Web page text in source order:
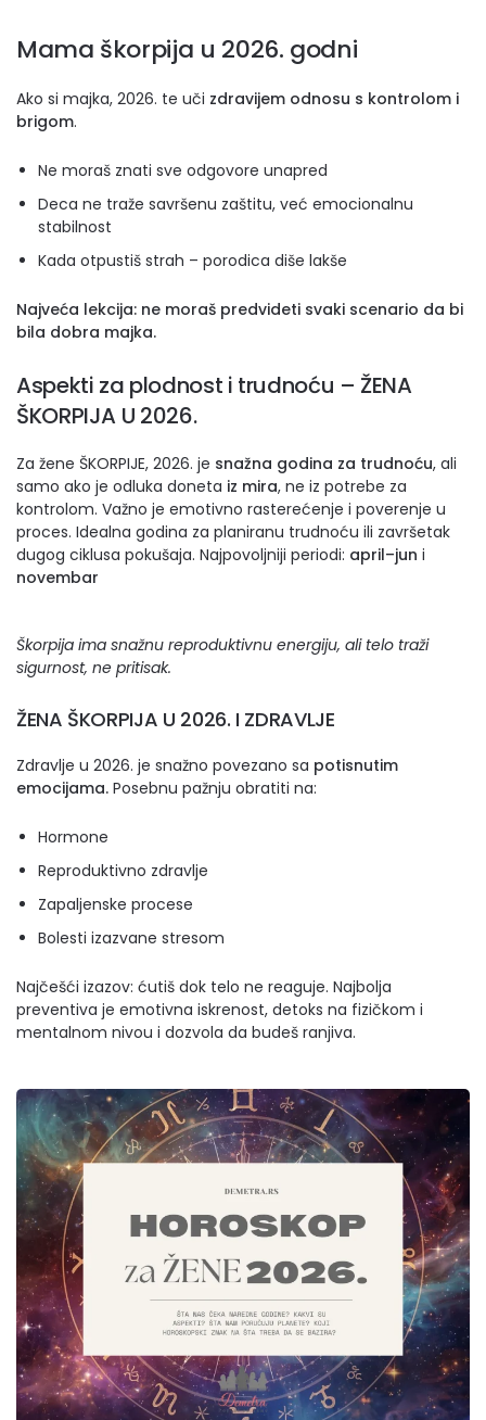
Mama škorpija u 2026. godni
Ako si majka, 2026. te uči zdravijem odnosu s kontrolom i
brigom.
Ne moraš znati sve odgovore unapred
Deca ne traže savršenu zaštitu, već emocionalnu
stabilnost
Kada otpustiš strah – porodica diše lakše
Najveća lekcija: ne moraš predvideti svaki scenario da bi
bila dobra majka.
Aspekti za plodnost i trudnoću – ŽENA
ŠKORPIJA U 2026.
Za žene ŠKORPIJE, 2026. je snažna godina za trudnoću, ali
samo ako je odluka doneta iz mira, ne iz potrebe za
kontrolom. Važno je emotivno rasterećenje i poverenje u
proces. Idealna godina za planiranu trudnoću ili završetak
dugog ciklusa pokušaja. Najpovoljniji periodi: april–jun i
novembar
Škorpija ima snažnu reproduktivnu energiju, ali telo traži
sigurnost, ne pritisak.
ŽENA ŠKORPIJA U 2026. I ZDRAVLJE
Zdravlje u 2026. je snažno povezano sa potisnutim
emocijama. Posebnu pažnju obratiti na:
Hormone
Reproduktivno zdravlje
Zapaljenske procese
Bolesti izazvane stresom
Najčešći izazov: ćutiš dok telo ne reaguje. Najbolja
preventiva je emotivna iskrenost, detoks na fizičkom i
mentalnom nivou i dozvola da budeš ranjiva.